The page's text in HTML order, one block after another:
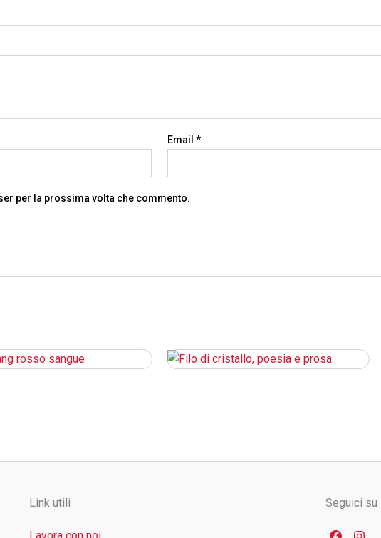
Email*
per la prossima volta che commento.
Link utili Seguici su